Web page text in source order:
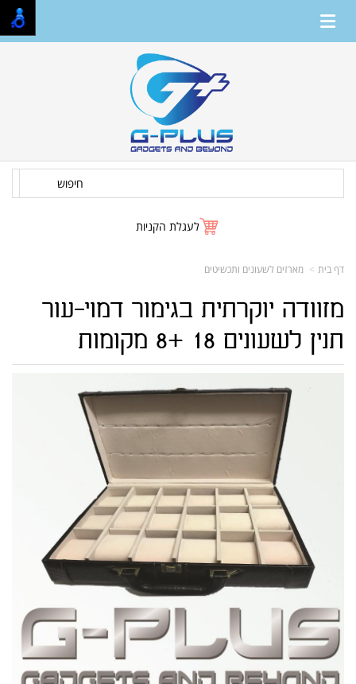
חיפוש
לעגלת הקניות
דף בית מארזים לשעונים ותכשיטים
מזוודה יוקרתית בגימור דמוי-עור
תנין לשעונים 18 +8 מקומות